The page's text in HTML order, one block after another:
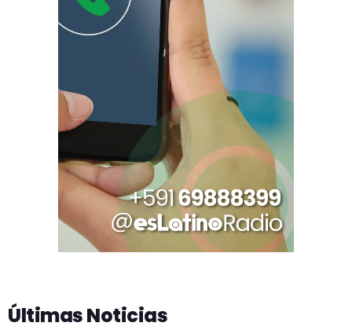
Últimas Noticias